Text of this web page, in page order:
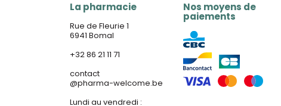
La pharmacie
Rue de Fleurie 1
6941 Bomal
+32 86 21 11 71
contact
@pharma-welcome.be
Lundi au vendredi :
Nos moyens de
paiements